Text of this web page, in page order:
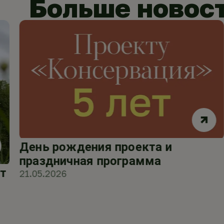
Больше
День рождения проекта и
праздничная программа
21.05.2026